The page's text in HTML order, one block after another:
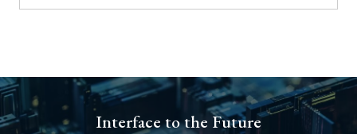
Interface to the Future